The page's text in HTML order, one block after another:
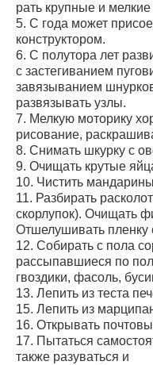
рать крупные и
5. С года может
конструктором.
6. С полутора лет
с застегиванием
завязыванием
развязывать узлы.
7. Мелкую моторику
рисование,
8. Снимать шкурку с
9. Очищать крутые
10. Чистить
11. Разбирать
скорлупок). Очищать
Отшелушивать пленку
12. Собирать с пола
рассыпавшиеся по
гвоздики, фасоль,
13. Лепить из теста
15. Лепить из
16. Открывать
17. Пытаться
также разуваться и